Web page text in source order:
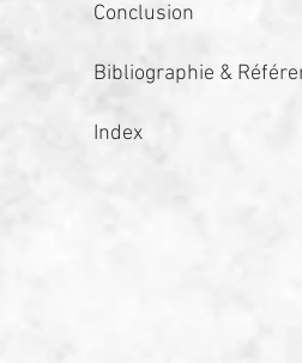
Conclusion
Bibliographie &
Index